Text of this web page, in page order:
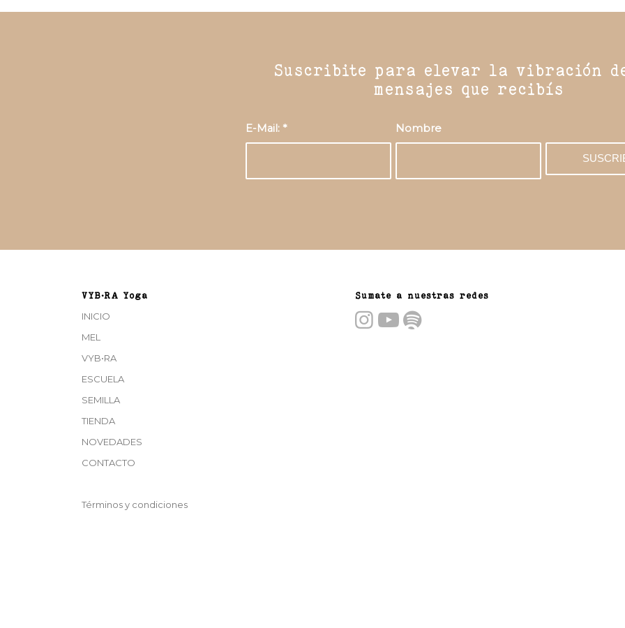
Suscribite para elevar la vibración
mensajes que recibís
E-Mail: * Nombre
VYB•RA Yoga
INICIO
MEL
VYB•RA
ESCUELA
SEMILLA
TIENDA
NOVEDADES
CONTACTO
Términos y condiciones
Sumate a nuestras redes